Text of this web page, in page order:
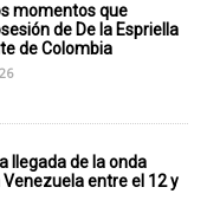
momentos que
de De la Espriella
de Colombia
llegada de la onda
Venezuela entre el 12 y